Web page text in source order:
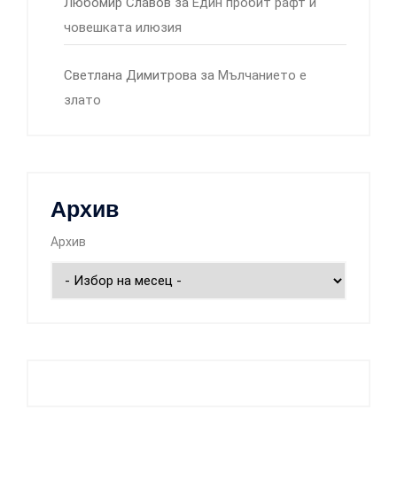
човешката илюзия
Светлана Димитрова за Мълчанието е
злато
Архив
Архив